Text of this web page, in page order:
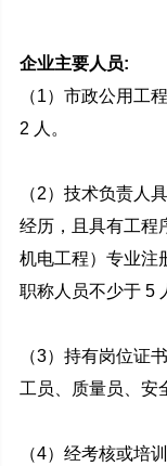
企业主要人员:
（1）市政公用工
2 人。
（2）技术负责人
经历，且具有工程
机电工程）专业注
职称人员不少于 5
（3）持有岗位证
工员、质量员、安
（4）经考核或培